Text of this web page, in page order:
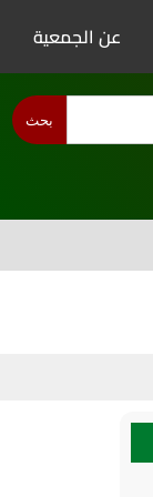
عن الجمعية
بحث